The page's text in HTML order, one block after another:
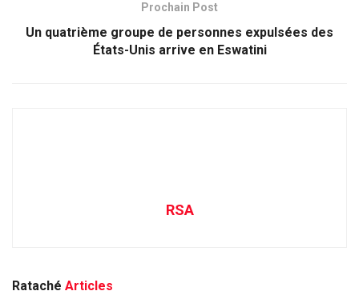
Prochain Post
Un quatrième groupe de personnes expulsées des
États-Unis arrive en Eswatini
RSA
Rataché Articles